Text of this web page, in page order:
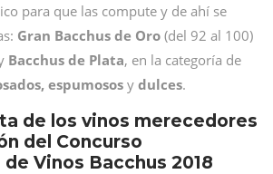
para que las compute y de ahí se
Gran Bacchus de Oro (del 92 al 100)
Bacchus de Plata, en la categoría de
espumosos y dulces.
de los vinos merecedores
del Concurso
Vinos Bacchus 2018